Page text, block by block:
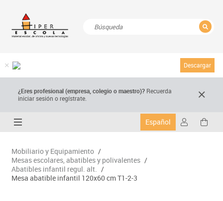
Descargar
¿Eres profesional (empresa, colegio o maestro)? Recuerda
iniciar sesión o regístrate.
Español
Mobiliario y Equipamiento /
Mesas escolares, abatibles y polivalentes /
Abatibles infantil regul. alt. /
Mesa abatible infantil 120x60 cm T1-2-3